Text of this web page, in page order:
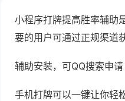
小程序打牌提高胜率辅助
要的用户可通过正规渠道
辅助安装，可QQ搜索申
手机打牌可以一键让你轻